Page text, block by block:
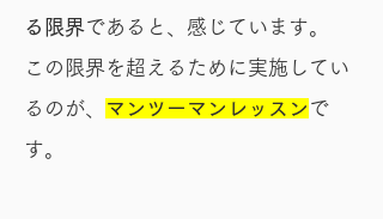
る限界であると、感じています。
この限界を超えるために実施してい
るのが、
マンツーマンレッスン で
す。